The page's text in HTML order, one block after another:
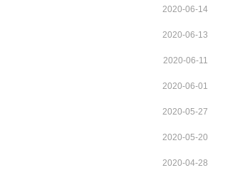
2020-06-14
2020-06-13
2020-06-11
2020-06-01
2020-05-27
2020-05-20
2020-04-28